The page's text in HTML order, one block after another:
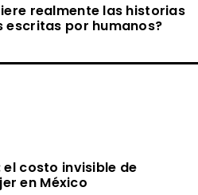
realmente las historias
escritas por humanos?
costo invisible de
en México